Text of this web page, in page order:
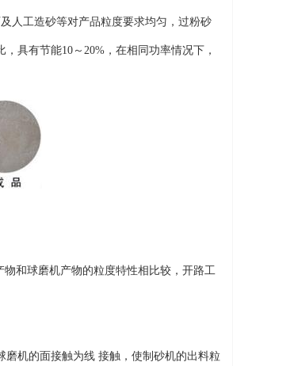
人工造砂等对产品粒度要求均匀，过粉砂
具有节能10～20%，在相同功率情况下，
和球磨机产物的粒度特性相比较，开路工
机的面接触为线 接触，使制砂机的出料粒